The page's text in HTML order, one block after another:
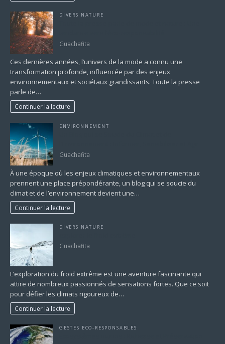
DIVERS NATURE
Guachafita
Ces dernières années, l’univers de la mode a connu une
transformation profonde, influencée par des enjeux
environnementaux et sociétaux grandissants. Toute la presse
parle de…
Continuer la lecture
ENVIRONNEMENT
Guachafita
À une époque où les enjeux climatiques et environnementaux
prennent une place prépondérante, un blog qui se soucie du
climat et de l’environnement devient une…
Continuer la lecture
DIVERS NATURE
Guachafita
L’exploration du froid extrême est une aventure fascinante qui
attire de nombreux passionnés de sensations fortes. Que ce soit
pour défier les climats rigoureux de…
Continuer la lecture
GESTES ECO-RESPONSABLES